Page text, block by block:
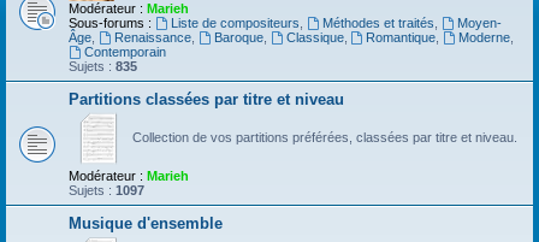
Modérateur : Marieh
Sous-forums :
Liste de compositeurs Méthodes et traités
Moyen-
Âge
Renaissance, Baroque, Classique, Romantique Moderne
Contemporain
Sujets : 835
Partitions classées par titre et niveau
Collection de vos partitions préférées, classées par titre et niveau.
Modérateur : Marieh
Sujets : 1097
Musique d'ensemble